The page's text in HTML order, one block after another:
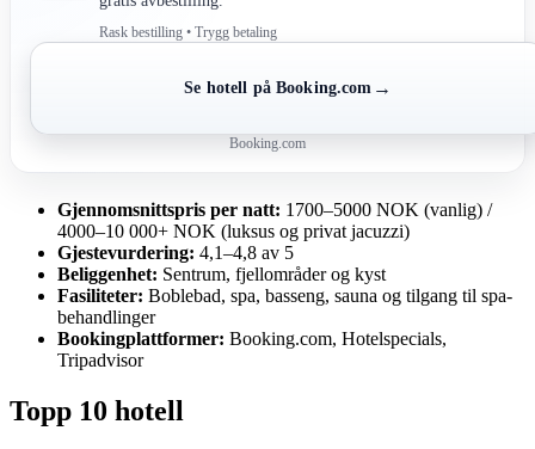
Rask bestilling • Trygg betaling
Se hotell på Booking.com →
Booking.com
Gjennomsnittspris per natt: 1700–5000 NOK (vanlig) /
4000–10 000+ NOK (luksus og privat jacuzzi)
Gjestevurdering: 4,1–4,8 av 5
Beliggenhet: Sentrum, fjellområder og kyst
Fasiliteter: Boblebad, spa, basseng, sauna og tilgang til spa-
behandlinger
Bookingplattformer: Booking.com, Hotelspecials,
Tripadvisor
Topp 10 hotell